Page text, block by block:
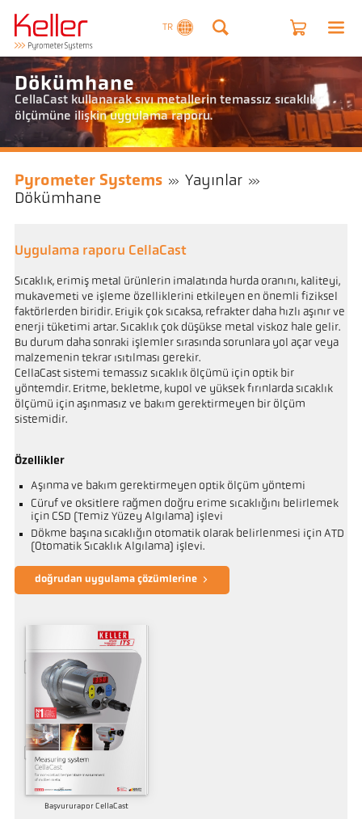
TR
Dökümhane
CellaCast kullanarak sıvı metallerin temassız sıcaklık
ölçümüne ilişkin uygulama raporu.
Pyrometer Systems
Yayınlar
Dökümhane
Uygulama raporu CellaCast
Sıcaklık, erimiş metal ürünlerin imalatında hurda oranını, kaliteyi,
mukavemeti ve işleme özelliklerini etkileyen en önemli fiziksel
faktörlerden biridir. Eriyik çok sıcaksa, refrakter daha hızlı aşınır ve
enerji tüketimi artar. Sıcaklık çok düşükse metal viskoz hale gelir.
Bu durum daha sonraki işlemler sırasında sorunlara yol açar veya
malzemenin tekrar ısıtılması gerekir.
CellaCast sistemi temassız sıcaklık ölçümü için optik bir
yöntemdir. Eritme, bekletme, kupol ve yüksek fırınlarda sıcaklık
ölçümü için aşınmasız ve bakım gerektirmeyen bir ölçüm
sistemidir.
Özellikler
Aşınma ve bakım gerektirmeyen optik ölçüm yöntemi
Cüruf ve oksitlere rağmen doğru erime sıcaklığını belirlemek
için CSD (Temiz Yüzey Algılama) işlevi
Dökme başına sıcaklığın otomatik olarak belirlenmesi için ATD
(Otomatik Sıcaklık Algılama) işlevi.
doğrudan uygulama çözümlerine
Başvururapor CellaCast